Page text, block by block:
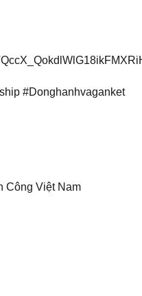
#Donghanhvaganket
Công Việt Nam